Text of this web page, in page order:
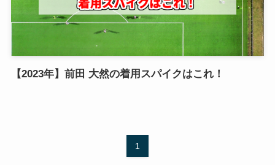
【2023年】前田 大然の着用スパイクはこれ！
1